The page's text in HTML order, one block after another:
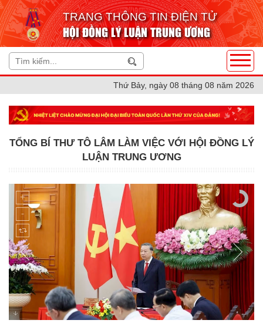
TRANG THÔNG TIN ĐIỆN TỬ
HỘI ĐỒNG LÝ LUẬN TRUNG ƯƠNG
Thứ Bảy, ngày 08 tháng 08 năm 2026
TỔNG BÍ THƯ TÔ LÂM LÀM VIỆC VỚI HỘI ĐỒNG LÝ
LUẬN TRUNG ƯƠNG